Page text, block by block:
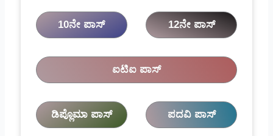
10ನೇ ಪಾಸ್ 12ನೇ ಪಾಸ್
ಐಟಿಐ ಪಾಸ್
ಡಿಪ್ಲೊಮಾ ಪಾಸ್ ಪದವಿ ಪಾಸ್